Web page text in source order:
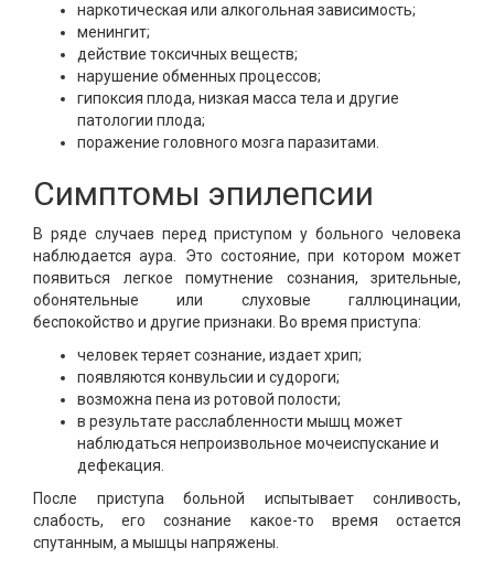
наркотическая или алкогольная зависимость;
менингит;
действие токсичных веществ;
нарушение обменных процессов;
гипоксия плода, низкая масса тела и другие
патологии плода;
поражение головного мозга паразитами.
Симптомы эпилепсии
В ряде случаев перед приступом у больного человека
наблюдается аура. Это состояние, при котором может
появиться легкое помутнение сознания, зрительные,
обонятельные или слуховые галлюцинации,
беспокойство и другие признаки. Во время приступа:
человек теряет сознание, издает хрип;
появляются конвульсии и судороги;
возможна пена из ротовой полости;
в результате расслабленности мышц может
наблюдаться непроизвольное мочеиспускание и
дефекация.
После приступа больной испытывает сонливость,
слабость, его сознание какое-то время остается
спутанным, а мышцы напряжены.